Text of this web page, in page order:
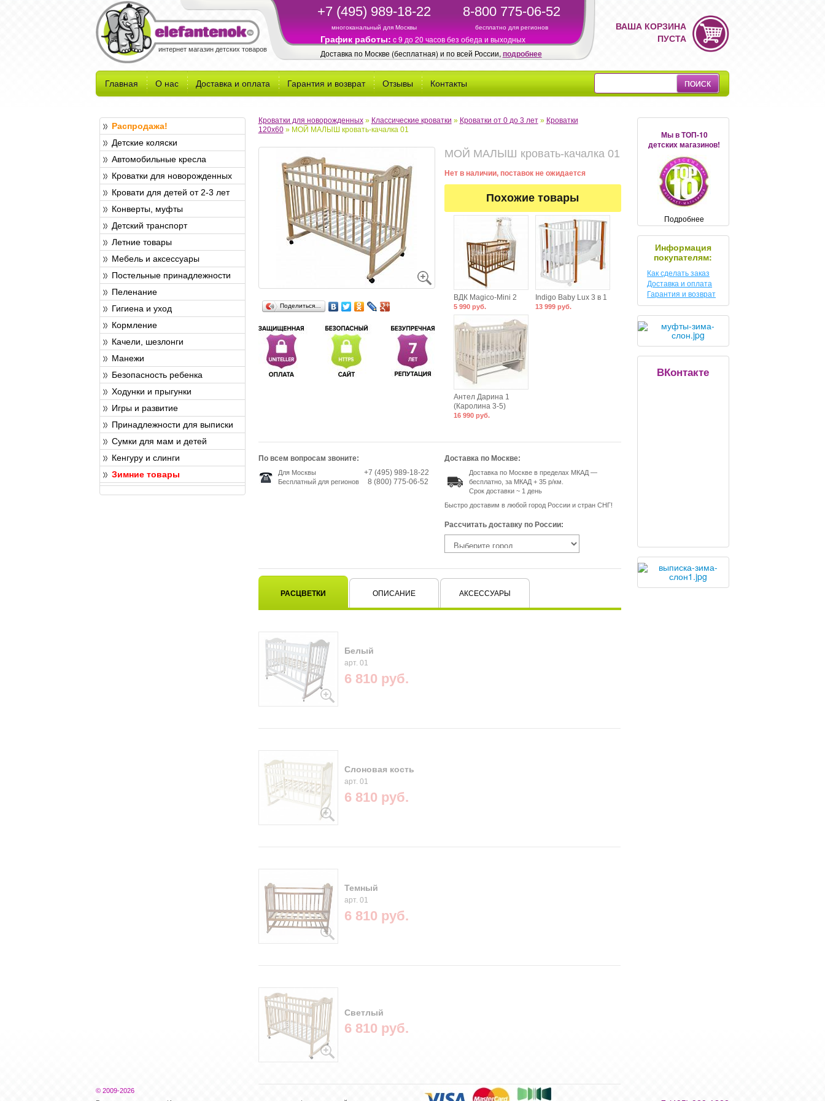
интернет магазин детских товаров
+7 (495) 989-18-22
многоканальный для Москвы
8-800 775-06-52
бесплатно для регионов
График работы: c 9 до 20 часов без обеда и выходных
Доставка по Москве (бесплатная) и по всей России, подробнее
ВАША КОРЗИНА
ПУСТА
Главная О нас Доставка и оплата Гарантия и возврат Отзывы Контакты
Распродажа!
Детские коляски
Автомобильные кресла
Кроватки для новорожденных
Кровати для детей от 2-3 лет
Конверты, муфты
Детский транспорт
Летние товары
Мебель и аксессуары
Постельные принадлежности
Пеленание
Гигиена и уход
Кормление
Качели, шезлонги
Манежи
Безопасность ребенка
Ходунки и прыгунки
Игры и развитие
Принадлежности для выписки
Сумки для мам и детей
Кенгуру и слинги
Зимние товары
Кроватки для новорожденных» Классические кроватки » Кроватки от 0 до 3 лет» Кроватки
120x60» МОЙ МАЛЫШ кровать-качалка 01
Поделиться…
МОЙ МАЛЫШ кровать-качалка 01
Нет в наличии, поставок не ожидается
Похожие товары
ВДК Magico-Mini 2
5 990 руб.
Indigo Baby Lux 3 в 1
13 999 руб.
Антел Дарина 1
(Каролина 3-5)
16 990 руб.
По всем вопросам звоните:
Для Москвы
Бесплатный для регионов
+7 (495) 989-18-22
8 (800) 775-06-52
Доставка по Москве:
Доставка по Москве в пределах МКАД —
бесплатно, за МКАД + 35 р/км.
Срок доставки ~ 1 день
Быстро доставим в любой город России и стран СНГ!
Рассчитать доставку по России:
РАСЦВЕТКИ ОПИСАНИЕ АКСЕССУАРЫ
Белый
арт. 01
6 810 руб.
Слоновая кость
арт. 01
6 810 руб.
Темный
арт. 01
6 810 руб.
Светлый
6 810 руб.
Мы в ТОП-10
детских магазинов!
Подробнее
Информация
покупателям:
Как сделать заказ
Доставка и оплата
Гарантия и возврат
ВКонтакте
© 2009-2026